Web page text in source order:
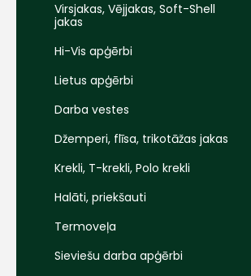
Virsjakas, Vējjakas, Soft-Shell
jakas
Hi-Vis apģērbi
Lietus apģērbi
Darba vestes
Džemperi, flīsa, trikotāžas jakas
Krekli, T-krekli, Polo krekli
Halāti, priekšauti
Termoveļa
Sieviešu darba apģērbi